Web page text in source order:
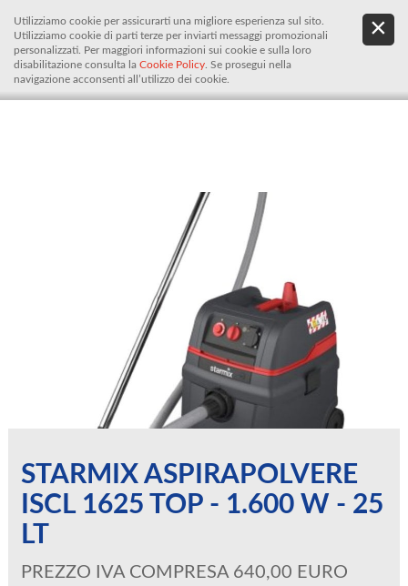
Utilizziamo cookie per assicurarti una migliore esperienza sul sito.
Utilizziamo cookie di parti terze per inviarti messaggi promozionali
personalizzati. Per maggiori informazioni sui cookie e sulla loro
disabilitazione consulta la Cookie Policy . Se prosegui nella
navigazione acconsenti all’utilizzo dei cookie.
De.It
STARMIX ASPIRAPOLVERE
ISCL 1625 TOP - 1.600 W - 25
LT
PREZZO IVA COMPRESA 640,00 EURO